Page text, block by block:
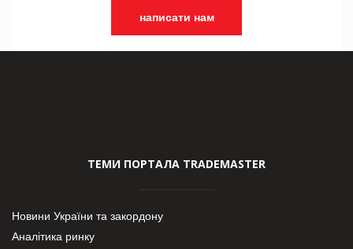
написати нам
ТЕМИ ПОРТАЛА TRADEMASTER
Новини України та закордону
Аналітика ринку